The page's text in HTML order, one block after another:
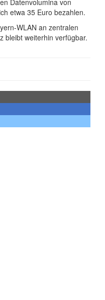
Datenvolumina von
etwa 35 Euro bezahlen.
WLAN an zentralen
bleibt weiterhin verfügbar.